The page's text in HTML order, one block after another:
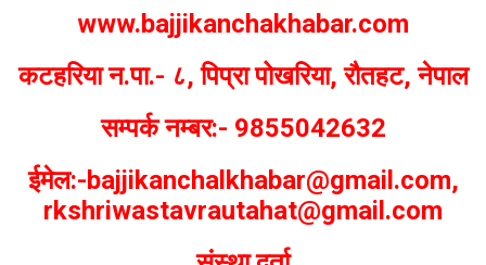
www.bajjikanchakhabar.com
कटहरिया न.पा.- ८, पिप्रा पोखरिया, रौतहट, नेपाल
सम्पर्क नम्बर:- 9855042632
ईमेल:-bajjikanchalkhabar@gmail.com,
rkshriwastavrautahat@gmail.com